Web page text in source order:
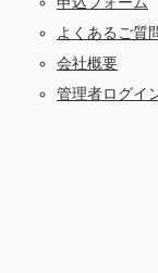
よくあるご質
会社概要
管理者ログイ